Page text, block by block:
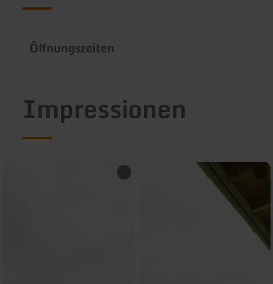
Öffnungszeiten
Impressionen